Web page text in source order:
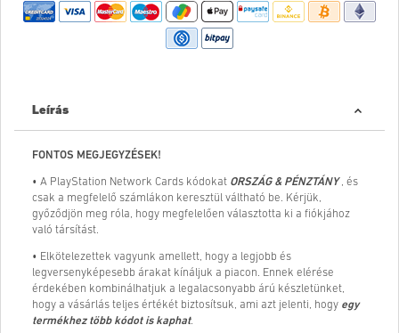
Leírás
FONTOS MEGJEGYZÉSEK!
• A PlayStation Network Cards kódokat ORSZÁG & PÉNZTÁNY , és
csak a megfelelő számlákon keresztül váltható be. Kérjük,
győződjön meg róla, hogy megfelelően választotta ki a fiókjához
való társítást.
• Elkötelezettek vagyunk amellett, hogy a legjobb és
legversenyképesebb árakat kínáljuk a piacon. Ennek elérése
érdekében kombinálhatjuk a legalacsonyabb árú készletünket,
hogy a vásárlás teljes értékét biztosítsuk, ami azt jelenti, hogy egy
termékhez több kódot is kaphat.